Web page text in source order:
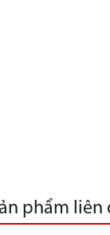
phẩm liên